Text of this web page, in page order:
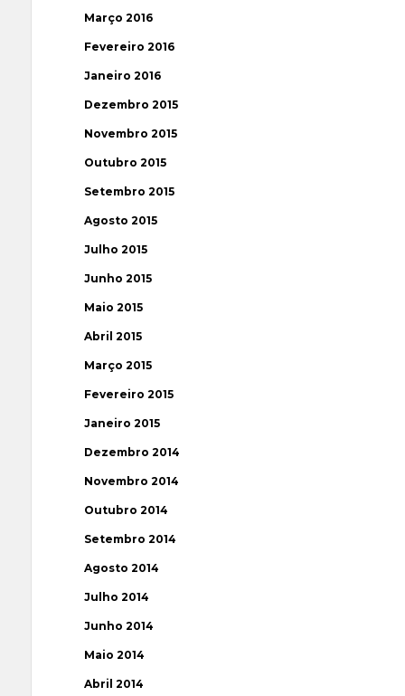
Março 2016
Fevereiro 2016
Janeiro 2016
Dezembro 2015
Novembro 2015
Outubro 2015
Setembro 2015
Agosto 2015
Julho 2015
Junho 2015
Maio 2015
Abril 2015
Março 2015
Fevereiro 2015
Janeiro 2015
Dezembro 2014
Novembro 2014
Outubro 2014
Setembro 2014
Agosto 2014
Julho 2014
Junho 2014
Maio 2014
Abril 2014